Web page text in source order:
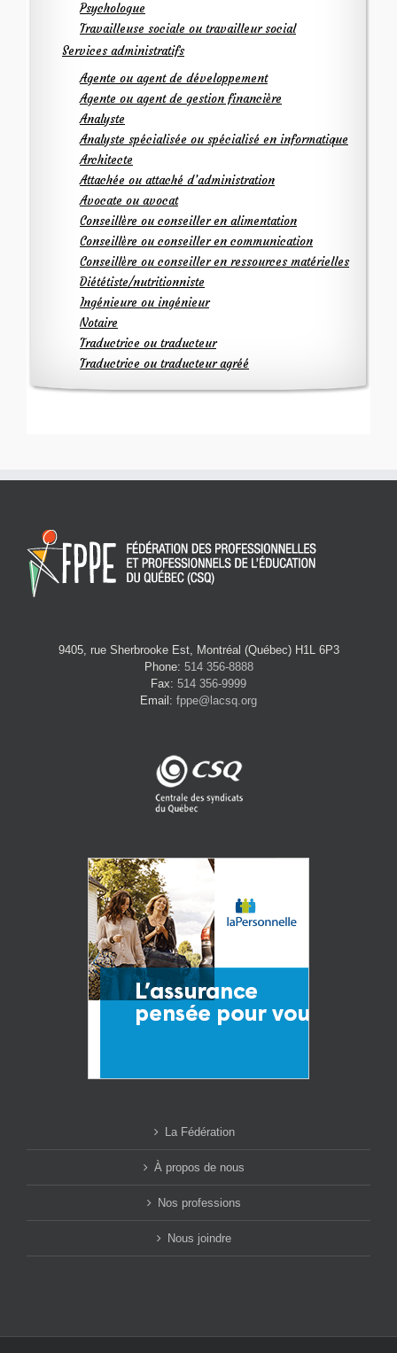
Psychologue
Travailleuse sociale ou travailleur social
Services administratifs
Agente ou agent de développement
Agente ou agent de gestion financière
Analyste
Analyste spécialisée ou spécialisé en informatique
Architecte
Attachée ou attaché d’administration
Avocate ou avocat
Conseillère ou conseiller en alimentation
Conseillère ou conseiller en communication
Conseillère ou conseiller en ressources matérielles
Diététiste/nutritionniste
Ingénieure ou ingénieur
Notaire
Traductrice ou traducteur
Traductrice ou traducteur agréé
9405, rue Sherbrooke Est, Montréal (Québec) H1L 6P3
Phone: 514 356-8888
Fax: 514 356-9999
Email: fppe@lacsq.org
La Fédération
À propos de nous
Nos professions
Nous joindre